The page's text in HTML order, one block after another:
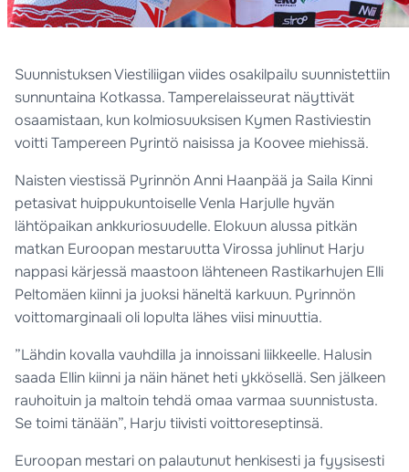
Suunnistuksen Viestiliigan viides osakilpailu suunnistettiin
sunnuntaina Kotkassa. Tamperelaisseurat näyttivät
osaamistaan, kun kolmiosuuksisen Kymen Rastiviestin
voitti Tampereen Pyrintö naisissa ja Koovee miehissä.
Naisten viestissä Pyrinnön Anni Haanpää ja Saila Kinni
petasivat huippukuntoiselle Venla Harjulle hyvän
lähtöpaikan ankkuriosuudelle. Elokuun alussa pitkän
matkan Euroopan mestaruutta Virossa juhlinut Harju
nappasi kärjessä maastoon lähteneen Rastikarhujen Elli
Peltomäen kiinni ja juoksi häneltä karkuun. Pyrinnön
voittomarginaali oli lopulta lähes viisi minuuttia.
”Lähdin kovalla vauhdilla ja innoissani liikkeelle. Halusin
saada Ellin kiinni ja näin hänet heti ykkösellä. Sen jälkeen
rauhoituin ja maltoin tehdä omaa varmaa suunnistusta.
Se toimi tänään”, Harju tiivisti voittoreseptinsä.
Euroopan mestari on palautunut henkisesti ja fyysisesti